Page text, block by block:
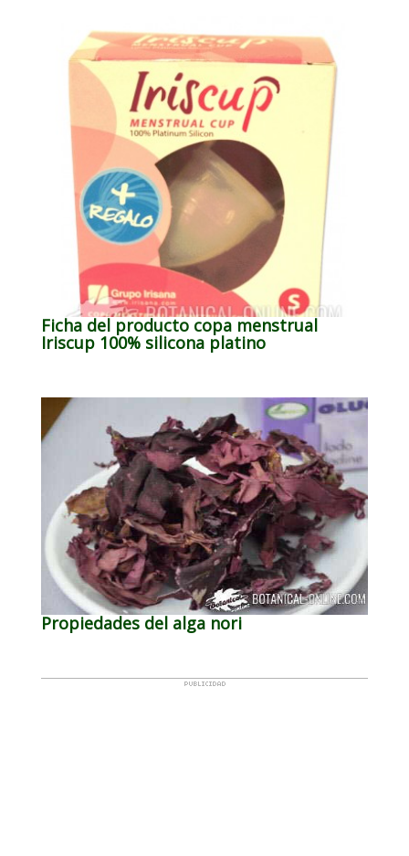
Ficha del producto copa menstrual
Iriscup 100% silicona platino
Propiedades del alga nori